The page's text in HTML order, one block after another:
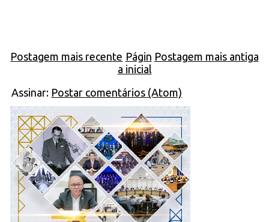
Postagem mais recente Postagem mais antiga
Págin
a inicial
Assinar: Postar comentários (Atom)